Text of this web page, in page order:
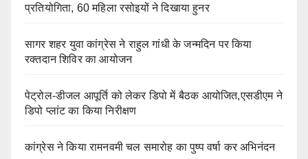
प्रतियोगिता, 60 महिला रसोइयों ने दिखाया हुनर
सागर शहर युवा कांग्रेस ने राहुल गांधी के जन्मदिन पर किया
रक्तदान शिविर का आयोजन
पेट्रोल-डीजल आपूर्ति को लेकर डिपो में बैठक आयोजित,एसडीएम ने
डिपो प्लांट का किया निरीक्षण
कांग्रेस ने किया रामनवमी चल समारोह का पुष्प वर्षा कर अभिनंदन